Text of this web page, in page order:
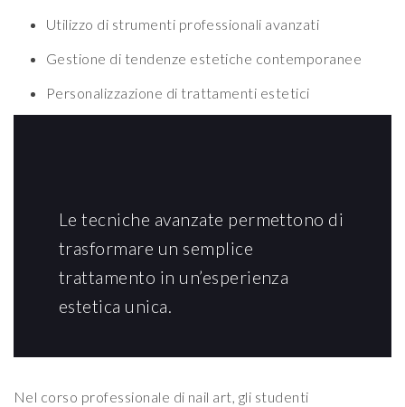
Utilizzo di strumenti professionali avanzati
Gestione di tendenze estetiche contemporanee
Personalizzazione di trattamenti estetici
Le tecniche avanzate permettono di
trasformare un semplice
trattamento in un’esperienza
estetica unica.
Nel corso professionale di nail art, gli studenti